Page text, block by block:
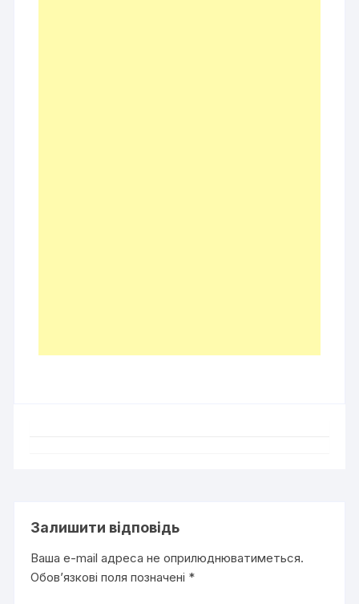
Залишити відповідь
Ваша e-mail адреса не оприлюднюватиметься.
Обов’язкові поля позначені *